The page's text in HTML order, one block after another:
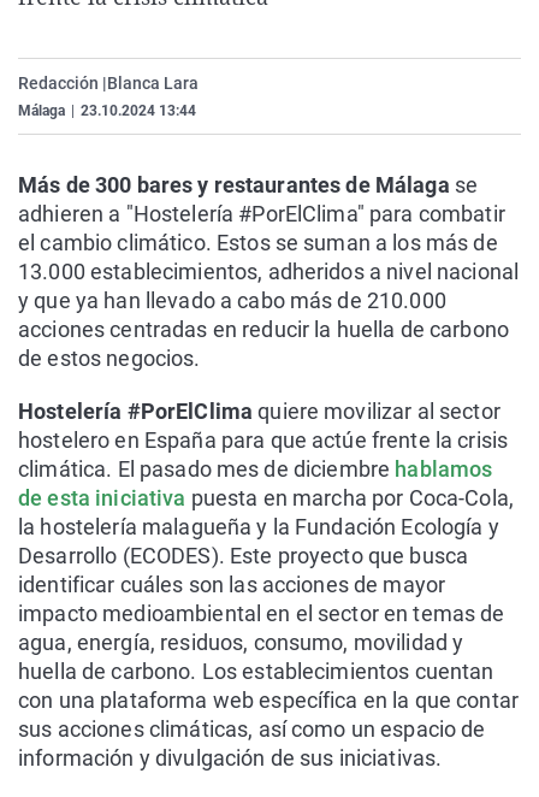
Gente viajera
Retornados
Galicia
País Vasco
Televisión
Redacción |Blanca Lara
Málaga 23.10.2024 13:44
Más de 300 bares y restaurantes de Málaga se
adhieren a "Hostelería #PorElClima" para combatir
el cambio climático. Estos se suman a los más de
13.000 establecimientos, adheridos a nivel nacional
y que ya han llevado a cabo más de 210.000
acciones centradas en reducir la huella de carbono
de estos negocios.
Hostelería #PorElClimaquiere movilizar al sector
hostelero en España para que actúe frente la crisis
climática. El pasado mes de diciembre hablamos
de esta iniciativa puesta en marcha por Coca-Cola,
la hostelería malagueña y la Fundación Ecología y
Desarrollo (ECODES). Este proyecto que busca
identificar cuáles son las acciones de mayor
impacto medioambiental en el sector en temas de
agua, energía, residuos, consumo, movilidad y
huella de carbono. Los establecimientos cuentan
con una plataforma web específica en la que contar
sus acciones climáticas, así como un espacio de
información y divulgación de sus iniciativas.